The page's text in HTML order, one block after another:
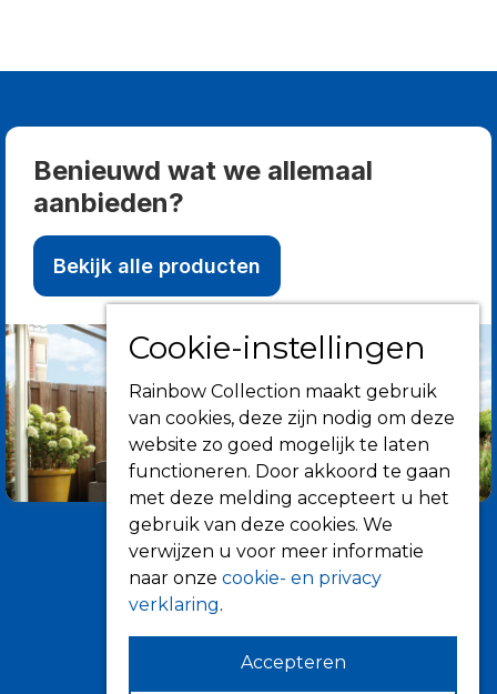
Benieuwd wat we allemaal
aanbieden?
Bekijk alle producten
Informatie
Cookie-instellingen
Rainbow Collection maakt gebruik
van cookies, deze zijn nodig om deze
website zo goed mogelijk te laten
functioneren. Door akkoord te gaan
met deze melding accepteert u het
gebruik van deze cookies. We
verwijzen u voor meer informatie
naar onze cookie- en privacy
verklaring.
Accepteren